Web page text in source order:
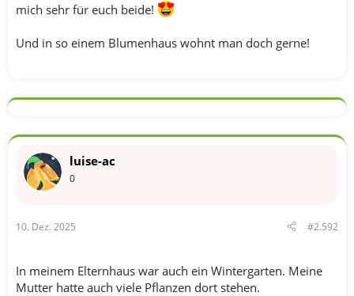
mich sehr für euch beide!
Und in so einem Blumenhaus wohnt man doch gerne!
luise-ac
0
10. Dez. 2025 #2.592
In meinem Elternhaus war auch ein Wintergarten. Meine
Mutter hatte auch viele Pflanzen dort stehen.